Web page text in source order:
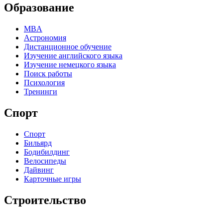
Образование
MBA
Астрономия
Дистанционное обучение
Изучение английского языка
Изучение немецкого языка
Поиск работы
Психология
Тренинги
Спорт
Спорт
Бильярд
Бодибилдинг
Велосипеды
Дайвинг
Карточные игры
Строительство